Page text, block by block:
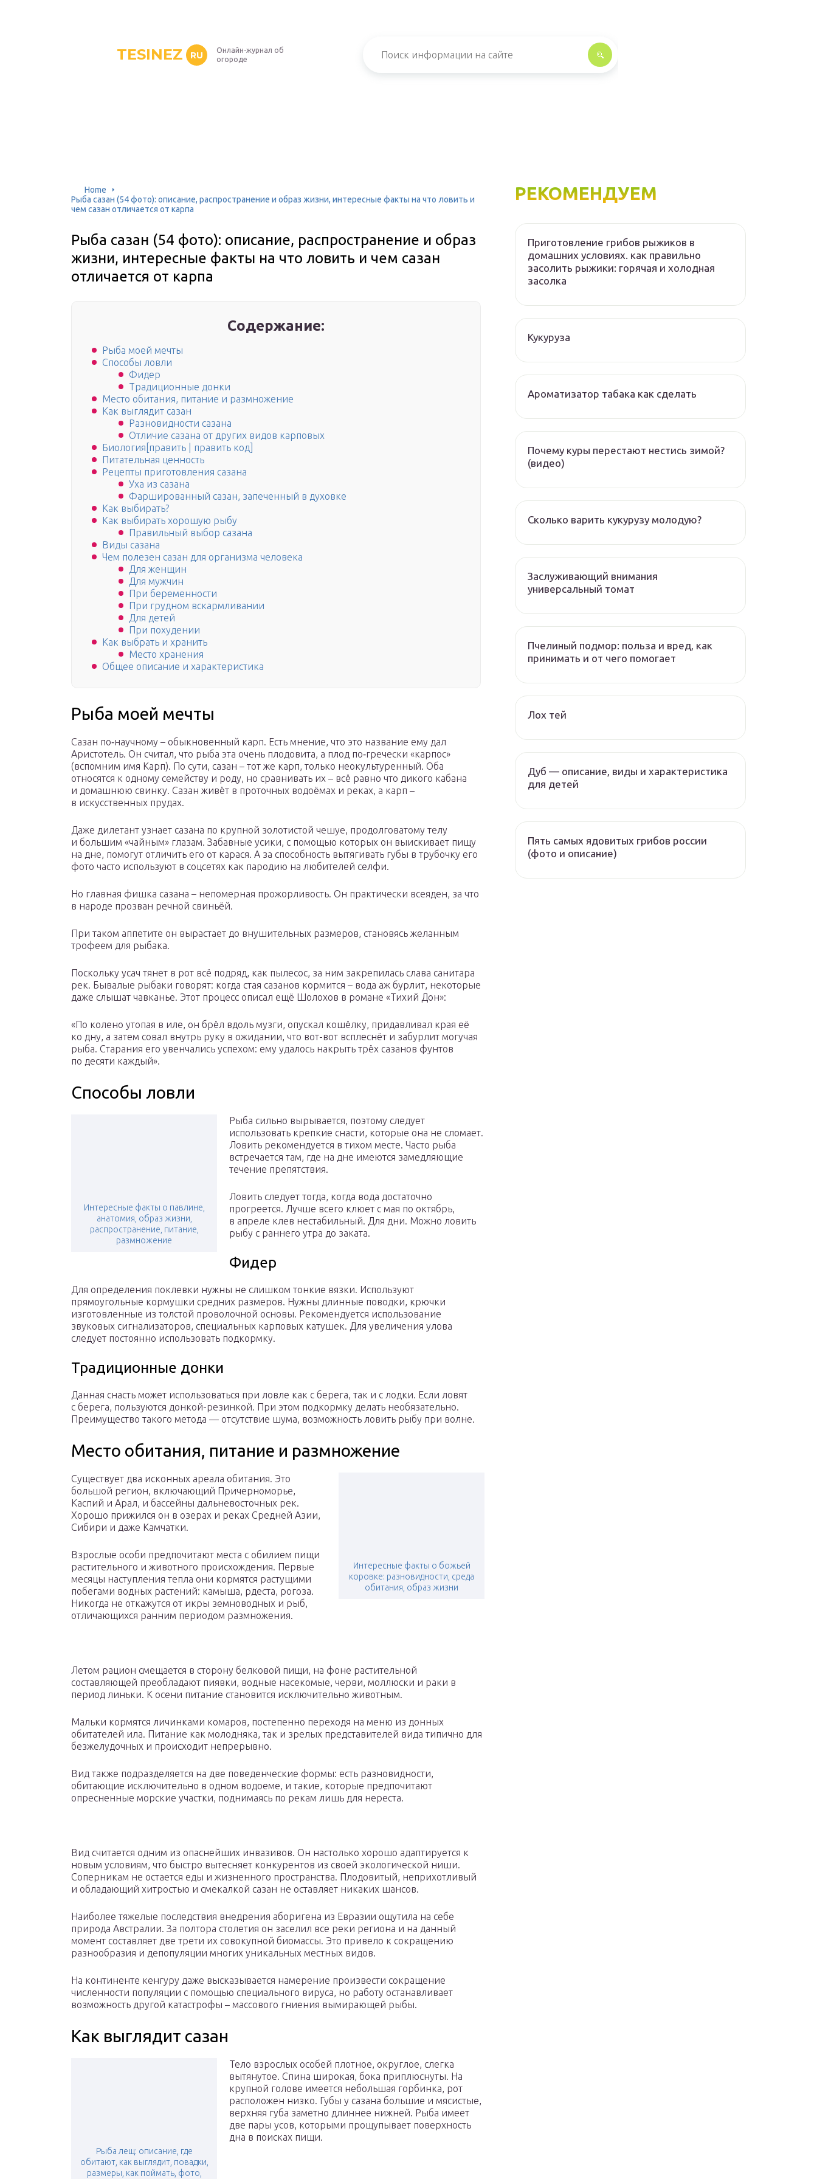
TESINEZ RU
Онлайн-журнал об
огороде
Home
Рыба сазан (54 фото): описание, распространение и образ жизни, интересные факты на что ловить и
чем сазан отличается от карпа
Рыба сазан (54 фото): описание, распространение и образ
жизни, интересные факты на что ловить и чем сазан
отличается от карпа
Содержание:
Рыба моей мечты
Способы ловли
Фидер
Традиционные донки
Место обитания, питание и размножение
Как выглядит сазан
Разновидности сазана
Отличие сазана от других видов карповых
Биология[править | править код]
Питательная ценность
Рецепты приготовления сазана
Уха из сазана
Фаршированный сазан, запеченный в духовке
Как выбирать?
Как выбирать хорошую рыбу
Правильный выбор сазана
Виды сазана
Чем полезен сазан для организма человека
Для женщин
Для мужчин
При беременности
При грудном вскармливании
Для детей
При похудении
Как выбрать и хранить
Место хранения
Общее описание и характеристика
Рыба моей мечты
Сазан по‑научному – обыкновенный карп. Есть мнение, что это название ему дал
Аристотель. Он считал, что рыба эта очень плодовита, а плод по‑гречески «карпос»
(вспомним имя Карп). По сути, сазан – тот же карп, только неокультуренный. Оба
относятся к одному семейству и роду, но сравнивать их – всё равно что дикого кабана
и домашнюю свинку. Сазан живёт в проточных водоёмах и реках, а карп –
в искусственных прудах.
Даже дилетант узнает сазана по крупной золотистой чешуе, продолговатому телу
и большим «чайным» глазам. Забавные усики, с помощью которых он выискивает пищу
на дне, помогут отличить его от карася. А за способность вытягивать губы в трубочку его
фото часто используют в соцсетях как пародию на любителей селфи.
Но главная фишка сазана – непомерная прожорливость. Он практически всеяден, за что
в народе прозван речной свиньёй.
При таком аппетите он вырастает до внушительных размеров, становясь желанным
трофеем для рыбака.
Поскольку усач тянет в рот всё подряд, как пылесос, за ним закрепилась слава санитара
рек. Бывалые рыбаки говорят: когда стая сазанов кормится – вода аж бурлит, некоторые
даже слышат чавканье. Этот процесс описал ещё Шолохов в романе «Тихий Дон»:
«По колено утопая в иле, он брёл вдоль музги, опускал кошёлку, придавливал края её
ко дну, а затем совал внутрь руку в ожидании, что вот-вот всплеснёт и забурлит могучая
рыба. Старания его увенчались успехом: ему удалось накрыть трёх сазанов фунтов
по десяти каждый».
Способы ловли
Интересные факты о павлине,
анатомия, образ жизни,
распространение, питание,
размножение
Рыба сильно вырывается, поэтому следует
использовать крепкие снасти, которые она не сломает.
Ловить рекомендуется в тихом месте. Часто рыба
встречается там, где на дне имеются замедляющие
течение препятствия.
Ловить следует тогда, когда вода достаточно
прогреется. Лучше всего клюет с мая по октябрь,
в апреле клев нестабильный. Для дни. Можно ловить
рыбу с раннего утра до заката.
Фидер
Для определения поклевки нужны не слишком тонкие вязки. Используют
прямоугольные кормушки средних размеров. Нужны длинные поводки, крючки
изготовленные из толстой проволочной основы. Рекомендуется использование
звуковых сигнализаторов, специальных карповых катушек. Для увеличения улова
следует постоянно использовать подкормку.
Традиционные донки
Данная снасть может использоваться при ловле как с берега, так и с лодки. Если ловят
с берега, пользуются донкой-резинкой. При этом подкормку делать необязательно.
Преимущество такого метода — отсутствие шума, возможность ловить рыбу при волне.
Место обитания, питание и размножение
Интересные факты о божьей
коровке: разновидности, среда
обитания, образ жизни
Существует два исконных ареала обитания. Это
большой регион, включающий Причерноморье,
Каспий и Арал, и бассейны дальневосточных рек.
Хорошо прижился он в озерах и реках Средней Азии,
Сибири и даже Камчатки.
Взрослые особи предпочитают места с обилием пищи
растительного и животного происхождения. Первые
месяцы наступления тепла они кормятся растущими
побегами водных растений: камыша, рдеста, рогоза.
Никогда не откажутся от икры земноводных и рыб,
отличающихся ранним периодом размножения.
Летом рацион смещается в сторону белковой пищи, на фоне растительной
составляющей преобладают пиявки, водные насекомые, черви, моллюски и раки в
период линьки. К осени питание становится исключительно животным.
Мальки кормятся личинками комаров, постепенно переходя на меню из донных
обитателей ила. Питание как молодняка, так и зрелых представителей вида типично для
безжелудочных и происходит непрерывно.
Вид также подразделяется на две поведенческие формы: есть разновидности,
обитающие исключительно в одном водоеме, и такие, которые предпочитают
опресненные морские участки, поднимаясь по рекам лишь для нереста.
Вид считается одним из опаснейших инвазивов. Он настолько хорошо адаптируется к
новым условиям, что быстро вытесняет конкурентов из своей экологической ниши.
Соперникам не остается еды и жизненного пространства. Плодовитый, неприхотливый
и обладающий хитростью и смекалкой сазан не оставляет никаких шансов.
Наиболее тяжелые последствия внедрения аборигена из Евразии ощутила на себе
природа Австралии. За полтора столетия он заселил все реки региона и на данный
момент составляет две трети их совокупной биомассы. Это привело к сокращению
разнообразия и депопуляции многих уникальных местных видов.
На континенте кенгуру даже высказывается намерение произвести сокращение
численности популяции с помощью специального вируса, но работу останавливает
возможность другой катастрофы – массового гниения вымирающей рыбы.
Как выглядит сазан
Рыба лещ: описание, где
обитают, как выглядит, повадки,
размеры, как поймать, фото,
Тело взрослых особей плотное, округлое, слегка
вытянутое. Спина широкая, бока приплюснуты. На
крупной голове имеется небольшая горбинка, рот
расположен низко. Губы у сазана большие и мясистые,
верхняя губа заметно длиннее нижней. Рыба имеет
две пары усов, которыми прощупывает поверхность
дна в поисках пищи.
РЕКОМЕНДУЕМ
Приготовление грибов рыжиков в
домашних условиях. как правильно
засолить рыжики: горячая и холодная
засолка
Кукуруза
Ароматизатор табака как сделать
Почему куры перестают нестись зимой?
(видео)
Сколько варить кукурузу молодую?
Заслуживающий внимания
универсальный томат
Пчелиный подмор: польза и вред, как
принимать и от чего помогает
Лох тей
Дуб — описание, виды и характеристика
для детей
Пять самых ядовитых грибов россии
(фото и описание)